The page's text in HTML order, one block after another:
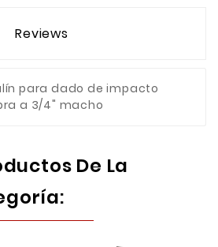
Reviews
para dado de impacto
a 3/4" macho
De La